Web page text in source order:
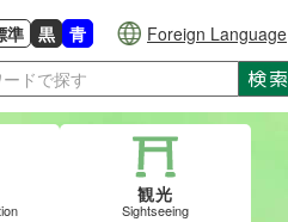
に戻す
準
景色の変更：白
黒
背景色の変更：黒
青
背景色の変更：青
Foreign Language
検索
観光
Sightseeing